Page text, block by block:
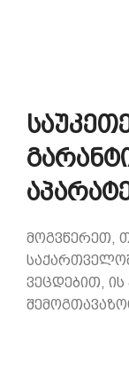
მოგვწერეთ,
ვეცდებით,